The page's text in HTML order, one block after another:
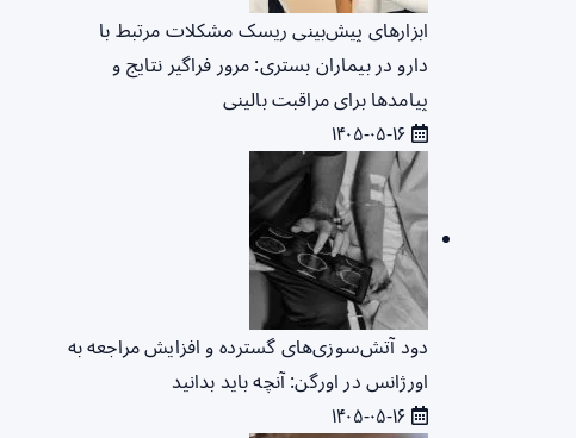
ابزارهای پیش‌بینی ریسک مشکلات مرتبط با
دارو در بیماران بستری: مرور فراگیر نتایج و
پیامدها برای مراقبت بالینی
دود آتش‌سوزی‌های گسترده و افزایش مراجعه به
اورژانس در اورگن: آنچه باید بدانید